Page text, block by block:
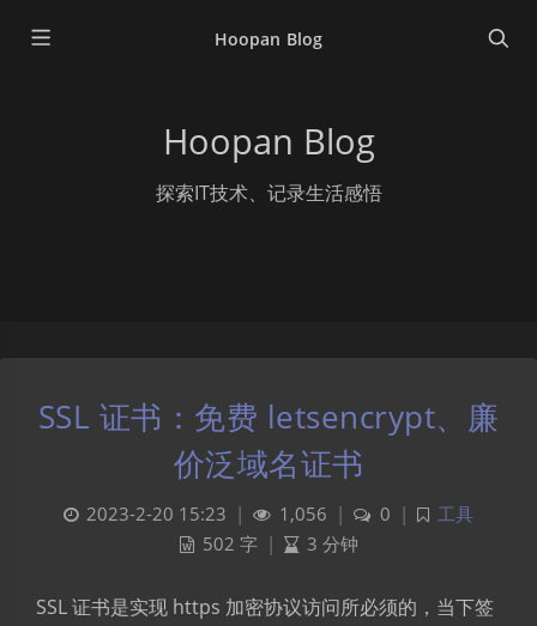
Hoopan Blog
Hoopan Blog
探索IT技术、记录生活感悟
SSL 证书：免费 letsencrypt、廉
价泛域名证书
2023-2-20 15:23 | 1,056 | 0 |
工具
502 字 | 3 分钟
SSL 证书是实现 https 加密协议访问所必须的，当下签